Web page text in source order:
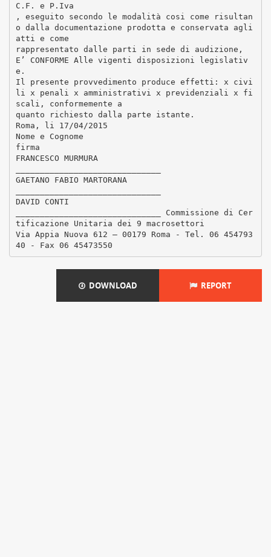
C.F. e P.Iva
, eseguito secondo le modalità cosi come risultan
o dalla documentazione prodotta e conservata agli
atti e come
rappresentato dalle parti in sede di audizione,
E’ CONFORME Alle vigenti disposizioni legislativ
e.
Il presente provvedimento produce effetti: x civi
li x penali x amministrativi x previdenziali x fi
scali, conformemente a
quanto richiesto dalla parte istante.
Roma, li 17/04/2015
Nome e Cognome
firma
FRANCESCO MURMURA
GAETANO FABIO MARTORANA
DAVID CONTI
______________________________ Commissione di Cer
tificazione Unitaria dei 9 macrosettori
Via Appia Nuova 612 – 00179 Roma - Tel. 06 454793
40 - Fax 06 45473550
DOWNLOAD REPORT